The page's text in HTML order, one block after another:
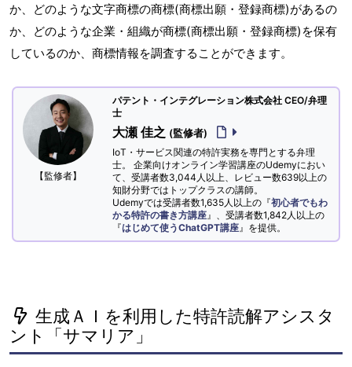
か、どのような文字商標の商標(商標出願・登録商標)があるの
か、どのような企業・組織が商標(商標出願・登録商標)を保有
しているのか、商標情報を調査することができます。
【監修者】
パテント・インテグレーション株式会社 CEO/弁理
士
大瀬 佳之 (監修者)
IoT・サービス関連の特許実務を専門とする弁理
士。 企業向けオンライン学習講座のUdemyにおい
て、受講者数3,044人以上、レビュー数639以上の
知財分野ではトップクラスの講師。
Udemyでは受講者数1,635人以上の『初心者でもわ
かる特許の書き方講座 』、受講者数1,842人以上の
『はじめて使うChatGPT講座 』を提供。
生成ＡＩを利用した特許読解アシスタ
ント「サマリア」